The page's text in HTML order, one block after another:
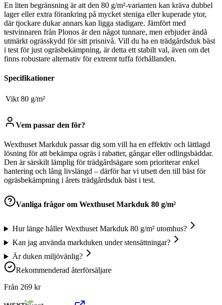
En liten begränsning är att den 80 g/m²-varianten kan kräva dubbel
lager eller extra förankring på mycket steniga eller kuperade ytor,
där tjockare dukar annars kan ligga stadigare. Jämfört med
testvinnaren från Plonos är den något tunnare, men erbjuder ändå
utmärkt ogrässkydd för sitt prisnivå. Vill du ha en trädgårdsduk bäst
i test för just ogräsbekämpning, är detta ett stabilt val, även om det
finns robustare alternativ för extremt tuffa förhållanden.
Specifikationer
Vikt 80 g/m²
Vem passar den för?
Wexthuset Markduk passar dig som vill ha en effektiv och lättlagd
lösning för att bekämpa ogräs i rabatter, gångar eller odlingsbäddar.
Den är särskilt lämplig för trädgårdsägare som prioriterar enkel
hantering och lång livslängd – därför har vi utsett den till bäst för
ogräsbekämpning i årets trädgårdsduk bäst i test.
Vanliga frågor om Wexthuset Markduk 80 g/m²
Hur länge håller Wexthuset Markduk 80 g/m² utomhus?
Kan jag använda markduken under stensättningar?
Är duken miljövänlig?
Rekommenderad återförsäljare
Från 269 kr